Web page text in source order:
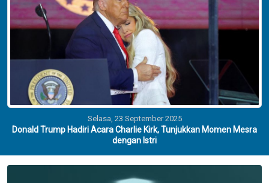
Selasa, 23 September 2025
Donald Trump Hadiri Acara Charlie Kirk, Tunjukkan Momen Mesra
dengan Istri